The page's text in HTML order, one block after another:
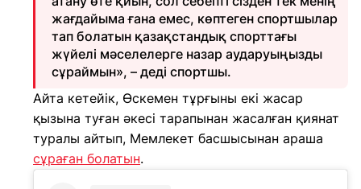
жағдайыма ғана емес, көптеген спортшылар
тап болатын қазақстандық спорттағы
жүйелі мәселелерге назар аударуыңызды
сұраймын», – деді спортшы.
Айта кетейік, Өскемен тұрғыны екі жасар
қызына туған әкесі тарапынан жасалған қиянат
туралы айтып, Мемлекет басшысынан араша
сұраған болатын.